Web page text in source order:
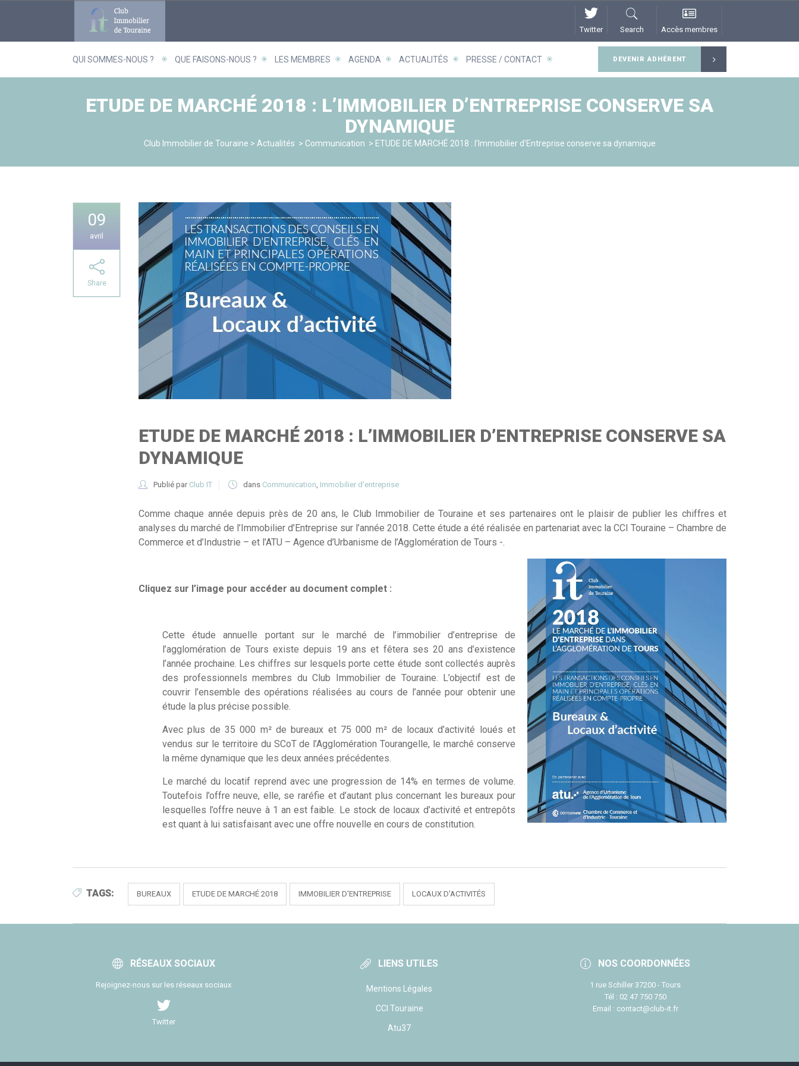
Twitter Search Accès membres
QUI SOMMES-NOUS ? QUE FAISONS-NOUS ? LES MEMBRES AGENDA ACTUALITÉS PRESSE / CONTACT DEVENIR ADHÉRENT
ETUDE DE MARCHÉ 2018 : L’IMMOBILIER D’ENTREPRISE CONSERVE SA
DYNAMIQUE
Club Immobilier de Touraine > Actualités > Communication > ETUDE DE MARCHÉ 2018 : l’Immobilier d’Entreprise conserve sa dynamique
09
avril
Share
ETUDE DE MARCHÉ 2018 : L’IMMOBILIER D’ENTREPRISE CONSERVE SA
DYNAMIQUE
Publié par Club IT dans Communication, Immobilier d'entreprise
Comme chaque année depuis près de 20 ans, le Club Immobilier de Touraine et ses partenaires ont le plaisir de publier les chiffres et
analyses du marché de l’Immobilier d’Entreprise sur l’année 2018. Cette étude a été réalisée en partenariat avec la CCI Touraine – Chambre de
Commerce et d’Industrie – et l’ATU – Agence d’Urbanisme de l’Agglomération de Tours -.
Cliquez sur l’image pour accéder au document complet :
Cette étude annuelle portant sur le marché de l’immobilier d’entreprise de
l’agglomération de Tours existe depuis 19 ans et fêtera ses 20 ans d’existence
l’année prochaine. Les chiffres sur lesquels porte cette étude sont collectés auprès
des professionnels membres du Club Immobilier de Touraine. L’objectif est de
couvrir l’ensemble des opérations réalisées au cours de l’année pour obtenir une
étude la plus précise possible.
Avec plus de 35 000 m² de bureaux et 75 000 m² de locaux d’activité loués et
vendus sur le territoire du SCoT de l’Agglomération Tourangelle, le marché conserve
la même dynamique que les deux années précédentes.
Le marché du locatif reprend avec une progression de 14% en termes de volume.
Toutefois l’offre neuve, elle, se raréfie et d’autant plus concernant les bureaux pour
lesquelles l’offre neuve à 1 an est faible. Le stock de locaux d’activité et entrepôts
est quant à lui satisfaisant avec une offre nouvelle en cours de constitution.
TAGS: BUREAUX ETUDE DE MARCHÉ 2018 IMMOBILIER D'ENTREPRISE LOCAUX D'ACTIVITÉS
RÉSEAUX SOCIAUX
Rejoignez-nous sur les réseaux sociaux
Twitter
LIENS UTILES
Mentions Légales
CCI Touraine
Atu37
NOS COORDONNÉES
1 rue Schiller 37200 - Tours
Tél : 02 47 750 750
Email : contact@club-it.fr